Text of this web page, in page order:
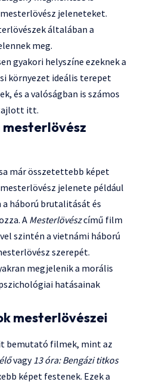
jeleneteket.
általában a
meg.
gyakori helyszíne ezeknek a
környezet ideális terepet
és a valóságban is számos
itt.
már összetettebb képet
jelenete például
a háború brutalitását és
A Mesterlövészcímű film
szintén a vietnámi háború
szerepét.
megjelenik a morális
hatásainak
mesterlövészei
bemutató filmek, mint az
vagy13 óra: Bengázi titkos
képet festenek. Ezek a